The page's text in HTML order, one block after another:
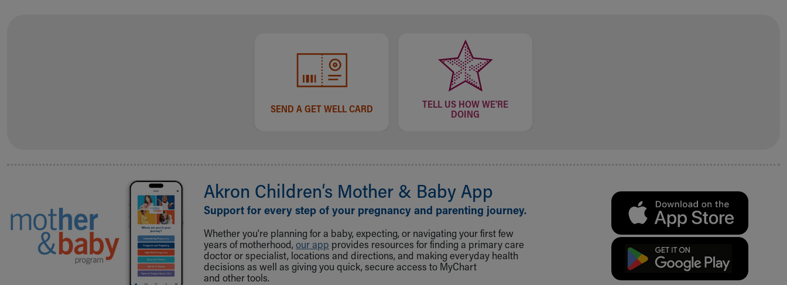
SEND A GET WELL CARD
TELL US HOW WE'RE
DOING
Akron Children‘s Mother & Baby App
Support for every step of your pregnancy and parenting journey.
Whether you're planning for a baby, expecting, or navigating your first few
years of motherhood, our app provides resources for finding a primary care
doctor or specialist, locations and directions, and making everyday health
decisions as well as giving you quick, secure access to MyChart
and other tools.